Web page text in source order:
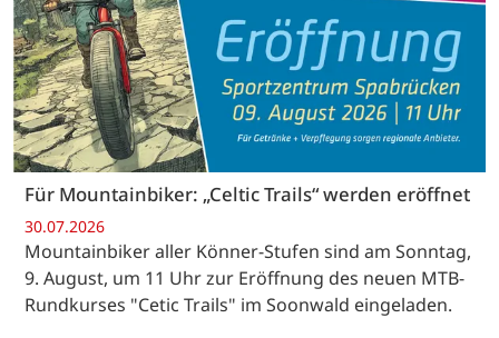
Für Mountainbiker: „Celtic Trails“ werden eröffnet
30.07.2026
Mountainbiker aller Könner-Stufen sind am Sonntag,
9. August, um 11 Uhr zur Eröffnung des neuen MTB-
Rundkurses "Cetic Trails" im Soonwald eingeladen.